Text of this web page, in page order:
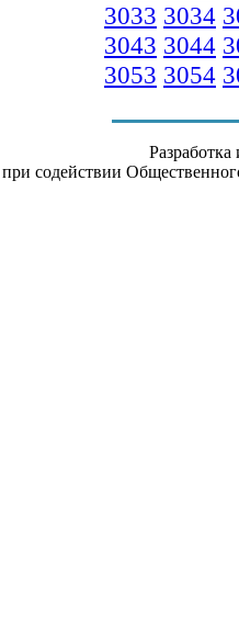
3033 3034
3043 3044
3053 3054
при содействии